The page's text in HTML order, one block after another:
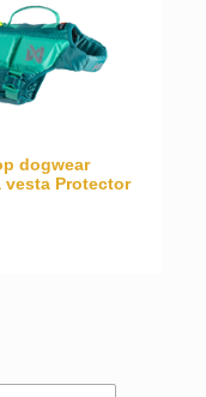
dogwear
vesta Protector